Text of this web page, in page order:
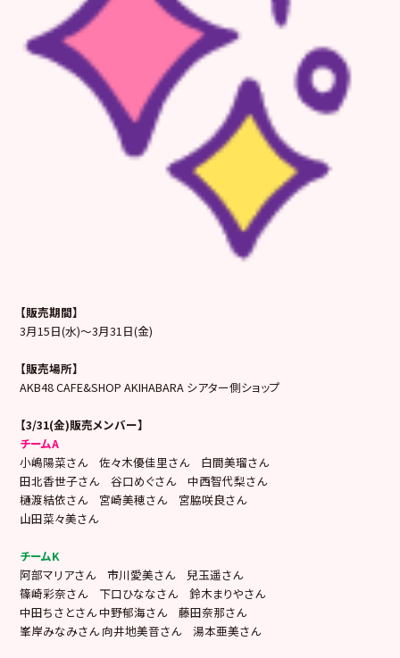
【販売期間】
3月15日(水)～3月31日(金)
【販売場所】
AKB48 CAFE&SHOP AKIHABARA シアター側ショップ
【3/31(金)販売メンバー】
チームA
小嶋陽菜さん 佐々木優佳里さん 白間美瑠さん
田北香世子さん 谷口めぐさん 中西智代梨さん
樋渡結依さん 宮崎美穂さん 宮脇咲良さん
山田菜々美さん
チームK
阿部マリアさん 市川愛美さん 兒玉遥さん
篠崎彩奈さん 下口ひななさん 鈴木まりやさん
中田ちさとさん 中野郁海さん 藤田奈那さん
峯岸みなみさん 向井地美音さん 湯本亜美さん